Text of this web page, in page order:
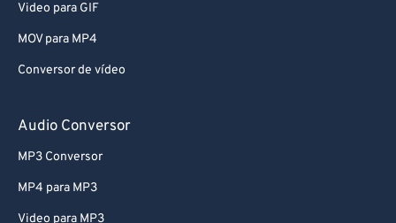
Video para GIF
MOV para MP4
Conversor de vídeo
Audio Conversor
MP3 Conversor
MP4 para MP3
Video para MP3